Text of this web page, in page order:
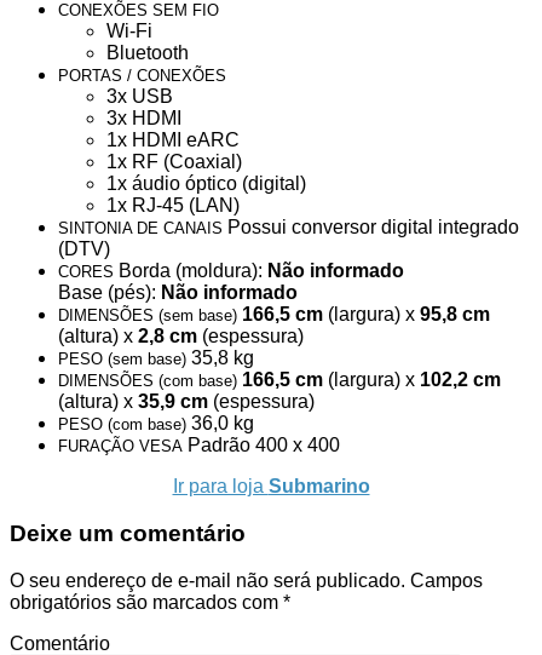
CONEXÕES SEM FIO
Wi-Fi
Bluetooth
PORTAS / CONEXÕES
3x USB
3x HDMI
1x HDMI eARC
1x RF (Coaxial)
1x áudio óptico (digital)
1x RJ-45 (LAN)
SINTONIA DE CANAIS Possui conversor digital integrado
(DTV)
CORES Borda (moldura): Não informado
Base (pés): Não informado
DIMENSÕES (sem base) 166,5 cm (largura) x 95,8 cm
(altura) x 2,8 cm (espessura)
PESO (sem base) 35,8 kg
DIMENSÕES (com base) 166,5 cm (largura) x 102,2 cm
(altura) x 35,9 cm (espessura)
PESO (com base) 36,0 kg
FURAÇÃO VESA Padrão 400 x 400
Ir para loja Submarino
Deixe um comentário
O seu endereço de e-mail não será publicado. Campos
obrigatórios são marcados com *
Comentário